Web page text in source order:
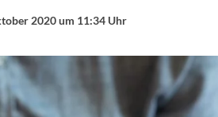
2020 um 11:34 Uhr